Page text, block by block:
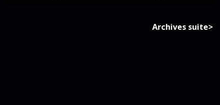
Archives suite>